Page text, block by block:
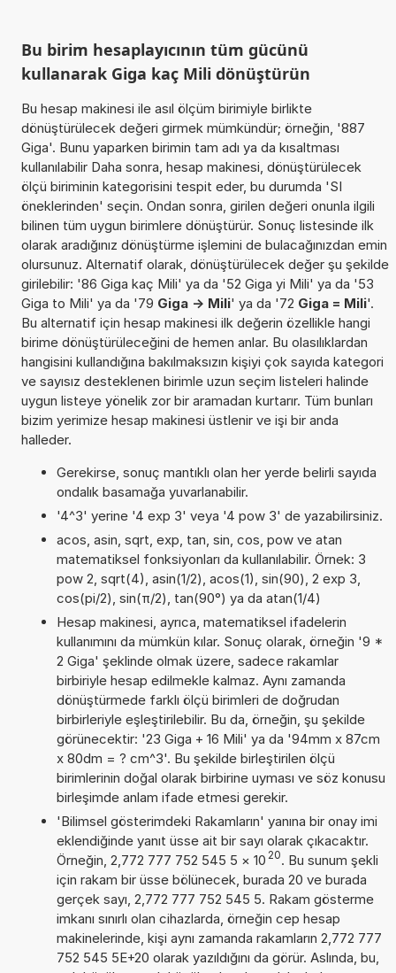
Bu birim hesaplayıcının tüm gücünü
kullanarak Giga kaç Mili dönüştürün
Bu hesap makinesi ile asıl ölçüm birimiyle birlikte
dönüştürülecek değeri girmek mümkündür; örneğin, '887
Giga'. Bunu yaparken birimin tam adı ya da kısaltması
kullanılabilir Daha sonra, hesap makinesi, dönüştürülecek
ölçü biriminin kategorisini tespit eder, bu durumda 'SI
öneklerinden' seçin. Ondan sonra, girilen değeri onunla ilgili
bilinen tüm uygun birimlere dönüştürür. Sonuç listesinde ilk
olarak aradığınız dönüştürme işlemini de bulacağınızdan emin
olursunuz. Alternatif olarak, dönüştürülecek değer şu şekilde
girilebilir: '86 Giga kaç Mili' ya da '52 Giga yi Mili' ya da '53
Giga to Mili' ya da '79 Giga -> Mili' ya da '72 Giga = Mili'.
Bu alternatif için hesap makinesi ilk değerin özellikle hangi
birime dönüştürüleceğini de hemen anlar. Bu olasılıklardan
hangisini kullandığına bakılmaksızın kişiyi çok sayıda kategori
ve sayısız desteklenen birimle uzun seçim listeleri halinde
uygun listeye yönelik zor bir aramadan kurtarır. Tüm bunları
bizim yerimize hesap makinesi üstlenir ve işi bir anda
halleder.
Gerekirse, sonuç mantıklı olan her yerde belirli sayıda
ondalık basamağa yuvarlanabilir.
'4^3' yerine '4 exp 3' veya '4 pow 3' de yazabilirsiniz.
acos, asin, sqrt, exp, tan, sin, cos, pow ve atan
matematiksel fonksiyonları da kullanılabilir. Örnek: 3
pow 2, sqrt(4), asin(1/2), acos(1), sin(90), 2 exp 3,
cos(pi/2), sin(π/2), tan(90°) ya da atan(1/4)
Hesap makinesi, ayrıca, matematiksel ifadelerin
kullanımını da mümkün kılar. Sonuç olarak, örneğin '9 *
2 Giga' şeklinde olmak üzere, sadece rakamlar
birbiriyle hesap edilmekle kalmaz. Aynı zamanda
dönüştürmede farklı ölçü birimleri de doğrudan
birbirleriyle eşleştirilebilir. Bu da, örneğin, şu şekilde
görünecektir: '23 Giga + 16 Mili' ya da '94mm x 87cm
x 80dm = ? cm^3'. Bu şekilde birleştirilen ölçü
birimlerinin doğal olarak birbirine uyması ve söz konusu
birleşimde anlam ifade etmesi gerekir.
'Bilimsel gösterimdeki Rakamların' yanına bir onay imi
eklendiğinde yanıt üsse ait bir sayı olarak çıkacaktır.
Örneğin, 2,772 777 752 545 5 × 10 20. Bu sunum şekli
için rakam bir üsse bölünecek, burada 20 ve burada
gerçek sayı, 2,772 777 752 545 5. Rakam gösterme
imkanı sınırlı olan cihazlarda, örneğin cep hesap
makinelerinde, kişi aynı zamanda rakamların 2,772 777
752 545 5E+20 olarak yazıldığını da görür. Aslında, bu,